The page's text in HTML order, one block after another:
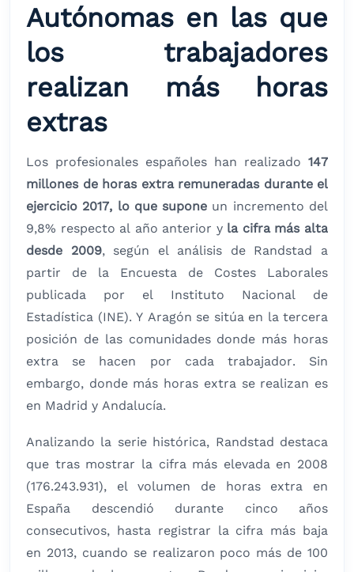
Autónomas en las que
los trabajadores
realizan más horas
extras
Los profesionales españoles han realizado 147
millones de horas extra remuneradas durante el
ejercicio 2017, lo que supone un incremento del
9,8% respecto al año anterior yla cifra más alta
desde 2009, según el análisis de Randstad a
partir de la Encuesta de Costes Laborales
publicada por el Instituto Nacional de
Estadística (INE). Y Aragón se sitúa en la tercera
posición de las comunidades donde más horas
extra se hacen por cada trabajador. Sin
embargo, donde más horas extra se realizan es
en Madrid y Andalucía.
Analizando la serie histórica, Randstad destaca
que tras mostrar la cifra más elevada en 2008
(176.243.931), el volumen de horas extra en
España descendió durante cinco años
consecutivos, hasta registrar la cifra más baja
en 2013, cuando se realizaron poco más de 100